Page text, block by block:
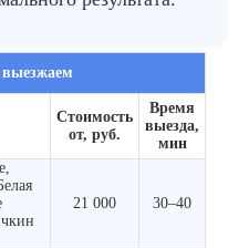
Стоимость
от, руб.
Время
выезда,
мин
21 000 30–40